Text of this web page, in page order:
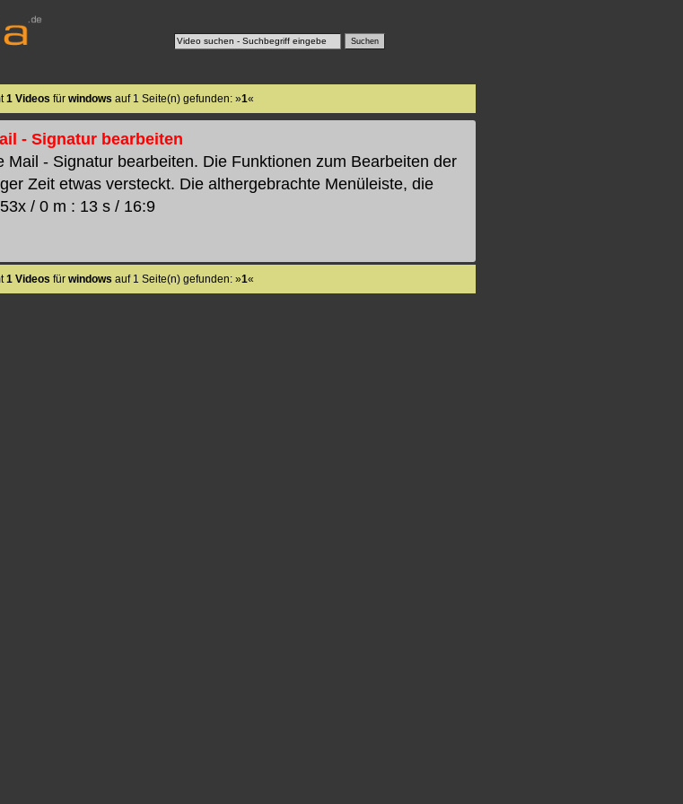
1 Videos für windows auf 1 Seite(n) gefunden: »1«
- Signatur bearbeiten
Mail - Signatur bearbeiten. Die Funktionen zum Bearbeiten der
Zeit etwas versteckt. Die althergebrachte Menüleiste, die
/ 0 m : 13 s / 16:9
1 Videos für windows auf 1 Seite(n) gefunden: »1«